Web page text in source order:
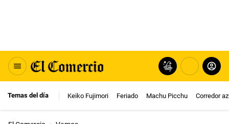
Temas del día Keiko Fujimori Feriado Machu Picchu Corredor